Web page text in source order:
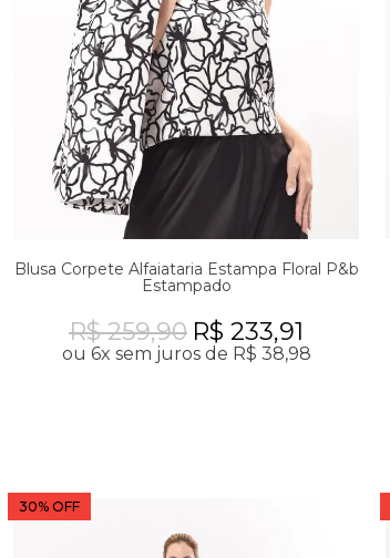
Blusa Corpete Alfaiataria Estampa Floral P&b
Estampado
R$ 259,90 R$ 233,91
ou 6x sem juros de R$ 38,98
30% OFF